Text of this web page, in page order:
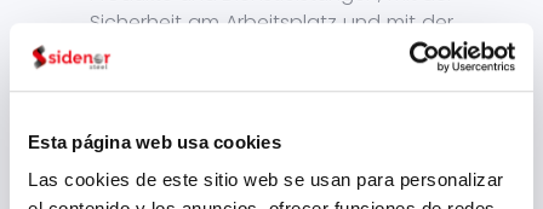
Esta página web usa cookies
Las cookies de este sitio web se usan para personalizar
Sicherheit am Arbeitsplatz und mit der
Nachhaltigkeit des Unternehmens
verbunden sind. Aus diesem Grund
Lieferanten, damit diese
verantwortliche Praktiken gegenüber
den Personen sowie der Umwelt